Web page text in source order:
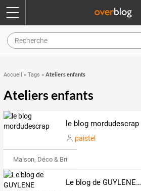
Accueil » Tags » Ateliers enfants
Ateliers enfants
le blog mordudescrap
paistel
Maison, Déco & Bricolage
Le blog de GUYLENE ROBERT DELISLE